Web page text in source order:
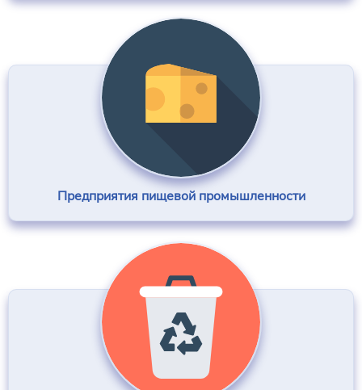
Предприятия пищевой промышленности